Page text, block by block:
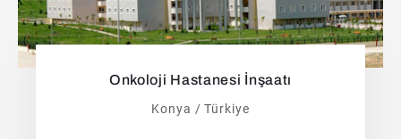
Onkoloji Hastanesi İnşaatı
Konya / Türkiye